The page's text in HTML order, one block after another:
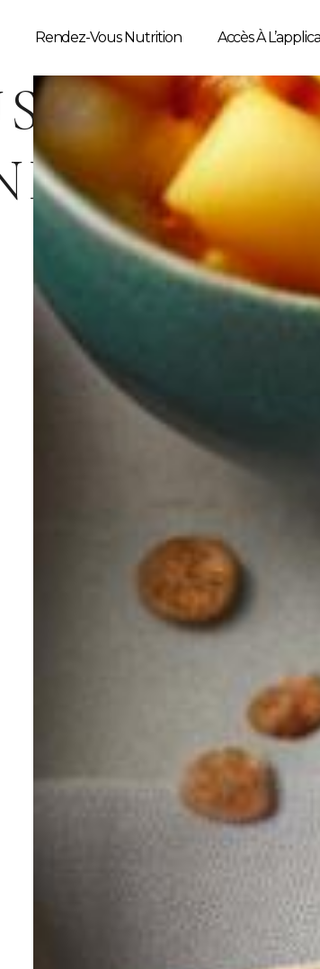
Rendez-Vous Nutrition Accès À